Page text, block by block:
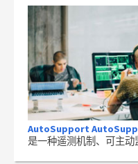
AutoSupport
是一种遥测机制、可主动